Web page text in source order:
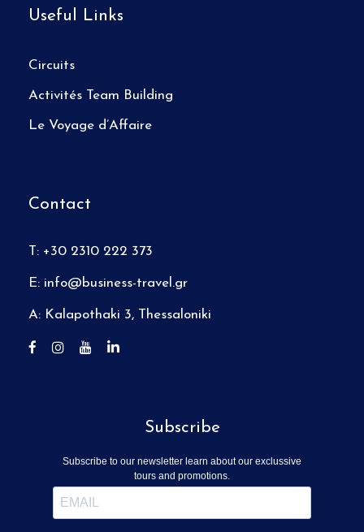
Useful Links
Circuits
Activités Team Building
Le Voyage d’Affaire
Contact
T: +30 2310 222 373
E: info@business-travel.gr
A: Kalapothaki 3, Thessaloniki
Subscribe
Subscribe to our newsletter learn about our exclussive
tours and promotions.